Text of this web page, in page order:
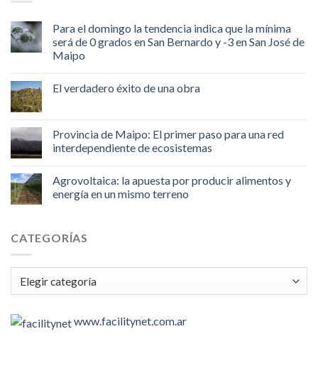
Para el domingo la tendencia indica que la mínima
será de 0 grados en San Bernardo y -3 en San José de
Maipo
El verdadero éxito de una obra
Provincia de Maipo: El primer paso para una red
interdependiente de ecosistemas
Agrovoltaica: la apuesta por producir alimentos y
energía en un mismo terreno
CATEGORÍAS
www.facilitynet.com.ar